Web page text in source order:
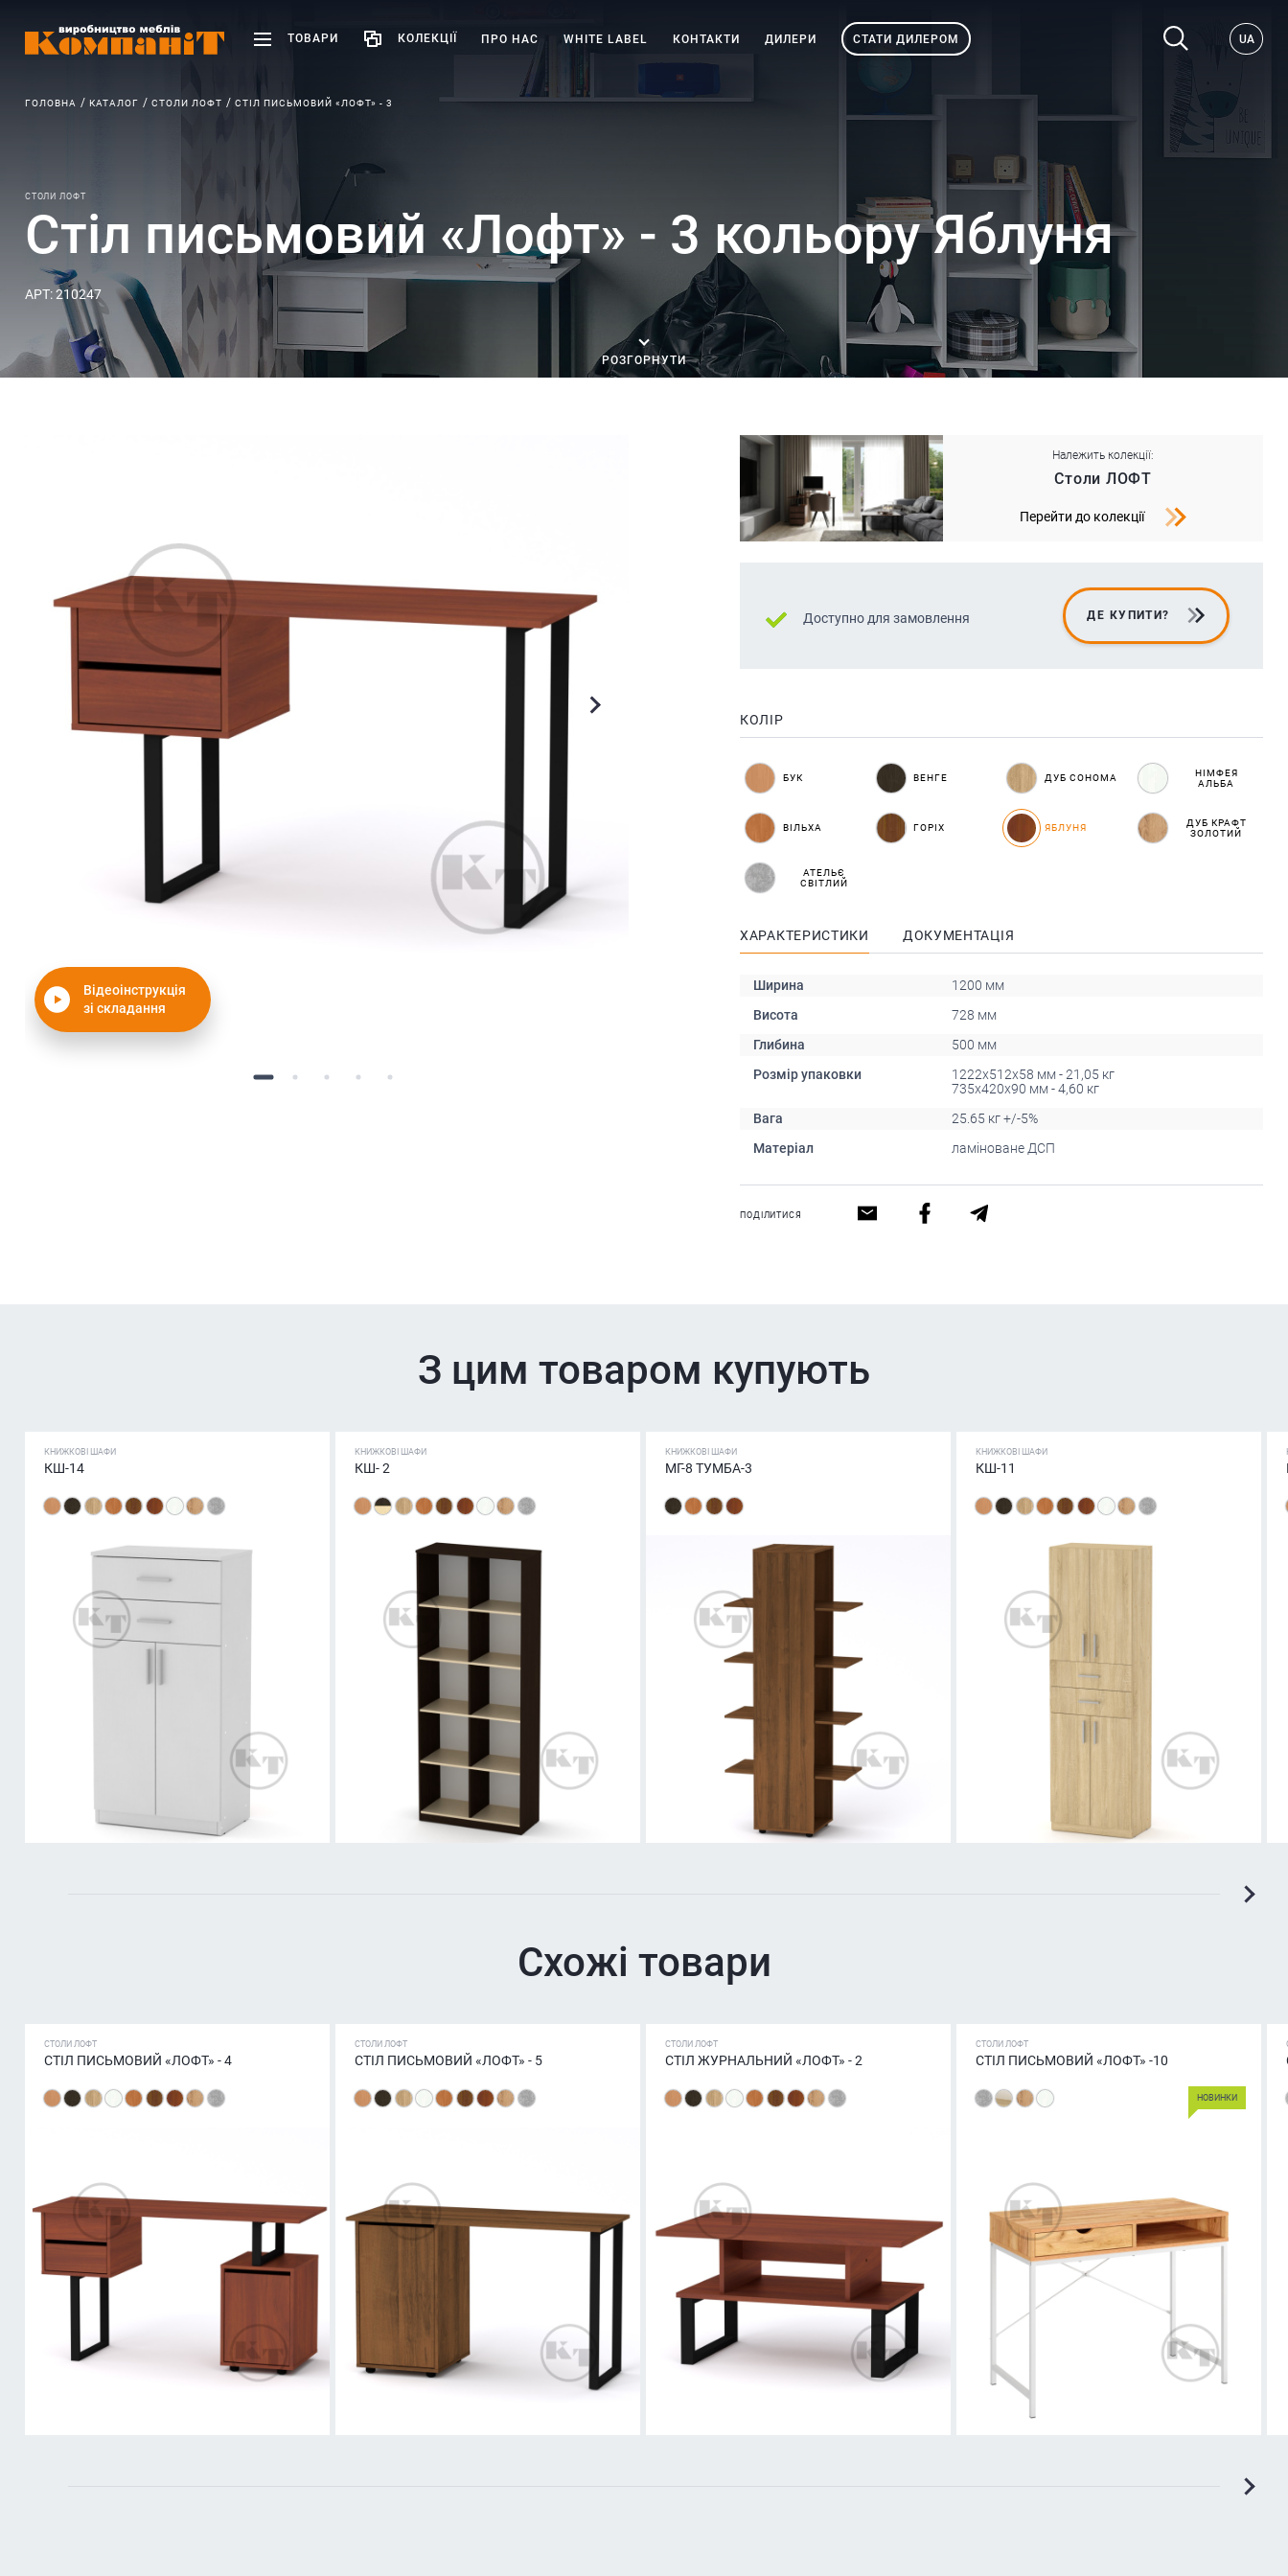
ТОВАРИ КОЛЕКЦІЇ ПРО НАС WHITE LABEL КОНТАКТИ ДИЛЕРИ СТАТИ ДИЛЕРОМ UA
ГОЛОВНА КАТАЛОГ СТОЛИ ЛОФТ СТІЛ ПИСЬМОВИЙ «ЛОФТ» - 3
СТОЛИ ЛОФТ
Стіл письмовий «Лофт» - 3 кольору Яблуня
АРТ: 210247
РОЗГОРНУТИ
Відеоінструкція
зі складання
Належить колекції:
Столи ЛОФТ
Перейти до колекції
Доступно для замовлення ДЕ КУПИТИ?
КОЛІР
БУК ВЕНГЕ ДУБ СОНОМА
НІМФЕЯ
АЛЬБА
ВІЛЬХА ГОРІХ ЯБЛУНЯ
ДУБ КРАФТ
ЗОЛОТИЙ
АТЕЛЬЄ
СВІТЛИЙ
ХАРАКТЕРИСТИКИ ДОКУМЕНТАЦІЯ
Ширина
1200 мм
Висота
728 мм
Глибина
500 мм
Розмір упаковки
1222х512х58 мм - 21,05 кг
735х420х90 мм - 4,60 кг
Вага
25.65 кг +/-5%
Матеріал
ламіноване ДСП
ПОДІЛИТИСЯ
З цим товаром купують
КНИЖКОВІ ШАФИ
КШ-14
КНИЖКОВІ ШАФИ
КШ- 2
КНИЖКОВІ ШАФИ
МГ-8 ТУМБА-3
КНИЖКОВІ ШАФИ
КШ-11
Схожі товари
СТОЛИ ЛОФТ
СТІЛ ПИСЬМОВИЙ «ЛОФТ» - 4
СТОЛИ ЛОФТ
СТІЛ ПИСЬМОВИЙ «ЛОФТ» - 5
СТОЛИ ЛОФТ
СТІЛ ЖУРНАЛЬНИЙ «ЛОФТ» - 2
СТОЛИ ЛОФТ
СТІЛ ПИСЬМОВИЙ «ЛОФТ» -10
НОВИНКИ